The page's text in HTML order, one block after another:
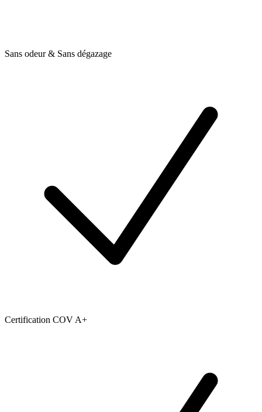
Sans odeur & Sans dégazage
Certification COV A+